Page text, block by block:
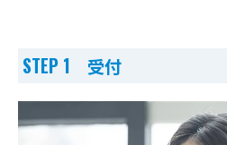
STEP 1 受付